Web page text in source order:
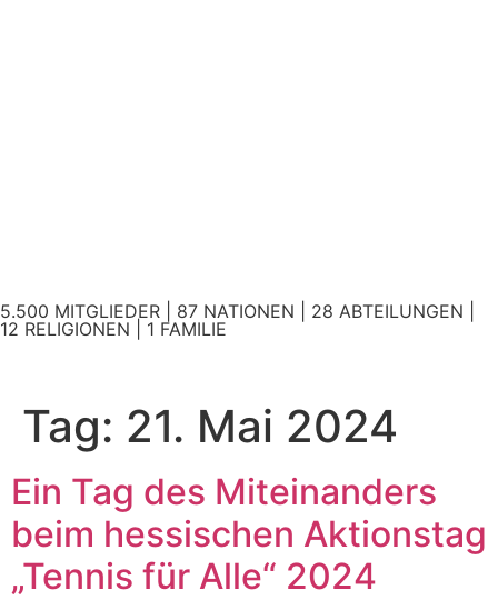
5.500 MITGLIEDER | 87 NATIONEN | 28 ABTEILUNGEN |
12 RELIGIONEN | 1 FAMILIE
Tag: 21. Mai 2024
Ein Tag des Miteinanders
beim hessischen Aktionstag
„Tennis für Alle“ 2024